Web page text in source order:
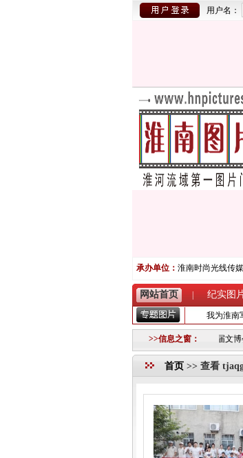
用户名：
承办单位： 淮南时尚光线传媒
网站首页 纪实图
我为淮南
>>信息之窗：
淮南市第三届文博会摄影
首页 >> 查看